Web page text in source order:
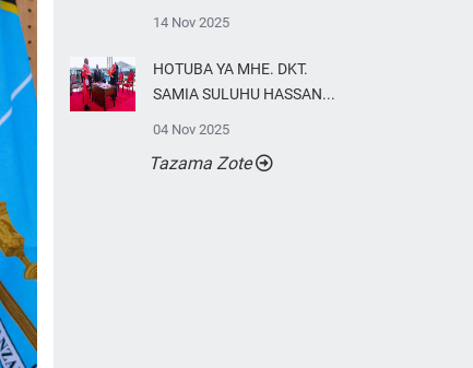
14 Nov 2025
HOTUBA YA MHE. DKT.
SAMIA SULUHU HASSAN...
04 Nov 2025
Tazama Zote